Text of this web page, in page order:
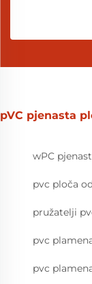
pVC pjenasta
wPC
pvc ploča
pružatelji
pvc
pvc